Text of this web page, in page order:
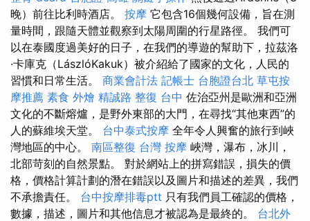
晚）前往比利時酒店。 按摩 它包含16個幾何設備，旨在測
量時間，跟隨天體並觀察到太陽周圍的行星路徑。 我們可
以在泰國度過美好的日子，在我們的導遊的幫助下，拉茲洛
·卡庫克（LászlóKakuk）被介紹給了國家的文化，人民的
習慣和日常生活。 商業會計法 記帳士 台胞證台北 草屯按
摩推薦 素食 外燴 精誠路 整復 台中 佐治亞州是歐洲和亞洲
文化的不斷熔爐，是野外東部的大門，在尋找“其他東西”的
人的蘇維埃天堂。 台中泰式按摩 全年令人興奮的旅行到峽
灣地區的中心。 南區整復 台灣 按摩 峽灣，瀑布，冰川，
北部苛刻的自然景點。 對於網站上的拼寫錯誤，損失的價
格，價格計算計劃的潛在錯誤以及圖片和描述的差異，我們
不承擔責任。 台中按摩排毒ptt 只有我們員工確認的價格，
數據，描述，圖片和其他信息才被認為是最終的。 台北外